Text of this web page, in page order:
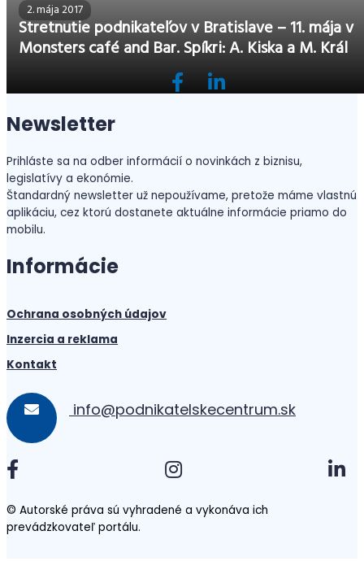
2. mája 2017
Stretnutie podnikateľov v Bratislave – 11. mája v
Monsters café and Bar. Spíkri: A. Kiska a M. Král
Newsletter
Prihláste sa na odber informácií o novinkách z biznisu,
legislatívy a ekonómie.
Štandardný newsletter už nepoužívame, pretože máme vlastnú
aplikáciu, cez ktorú dostanete aktuálne informácie priamo do
mobilu.
Informácie
Ochrana osobných údajov
Inzercia a reklama
Kontakt
info@podnikatelskecentrum.sk
© Autorské práva sú vyhradené a vykonáva ich
prevádzkovateľ portálu.